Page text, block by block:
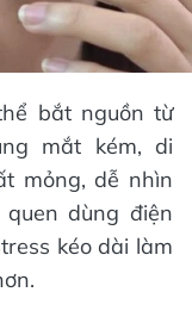
bắt nguồn từ
mắt kém, di
mỏng, dễ nhìn
dùng điện
kéo dài làm